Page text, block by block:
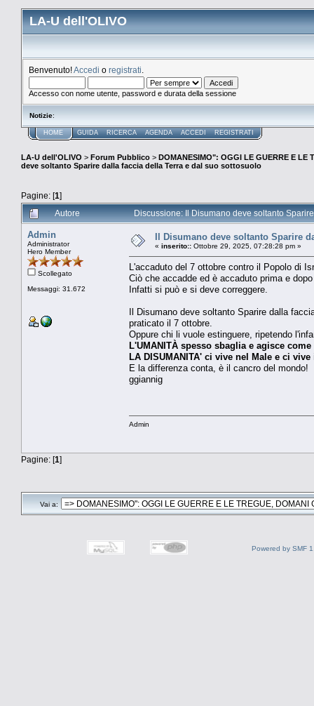
LA-U dell'OLIVO
Benvenuto!Accedi o registrati
Accesso con nome utente, password e durata della sessione
Notizie:
HOME GUIDA RICERCA AGENDA ACCEDI REGISTRATI
LA-U dell'OLIVO > Forum Pubblico > DOMANESIMO": OGGI LE GUERRE E LE
deve soltanto Sparire dalla faccia della Terra e dal suo sottosuolo
Pagine: [1]
Autore
Discussione: Il Disumano deve soltanto
Admin
Administrator
Hero Member
Scollegato
Messaggi: 31.672
Il Disumano deve soltanto Sparire
« inserito:: Ottobre 29, 2025, 07:28:28 pm »
L'accaduto del 7 ottobre contro il Popolo di
Ciò che accadde ed è accaduto prima e
Infatti si può e si deve correggere.
Il Disumano deve soltanto Sparire dalla
praticato il 7 ottobre.
Oppure chi li vuole estinguere, ripetendo
L'UMANITÀ spesso sbaglia e agisce
LA DISUMANITA' ci vive nel Male e ci
E la differenza conta, è il cancro del mondo!
ggiannig
Admin
Pagine: [1]
Vai a:
Powered by SMF